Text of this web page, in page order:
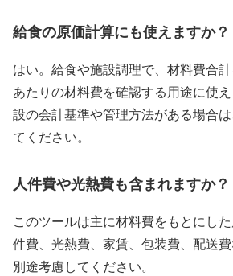
給食の原価計算にも使えますか？
はい。給食や施設調理で、材料費合
あたりの材料費を確認する用途に使
設の会計基準や管理方法がある場合
てください。
人件費や光熱費も含まれますか？
このツールは主に材料費をもとにし
件費、光熱費、家賃、包装費、配送
別途考慮してください。